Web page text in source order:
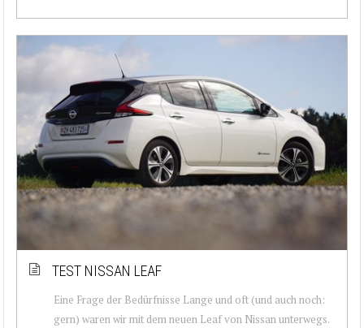
TEST NISSAN LEAF
Eine Frage der Bedürfnisse Lange und oft (und auch noch:
gern) waren wir mit dem neuen Leaf von Nissan unterwegs.